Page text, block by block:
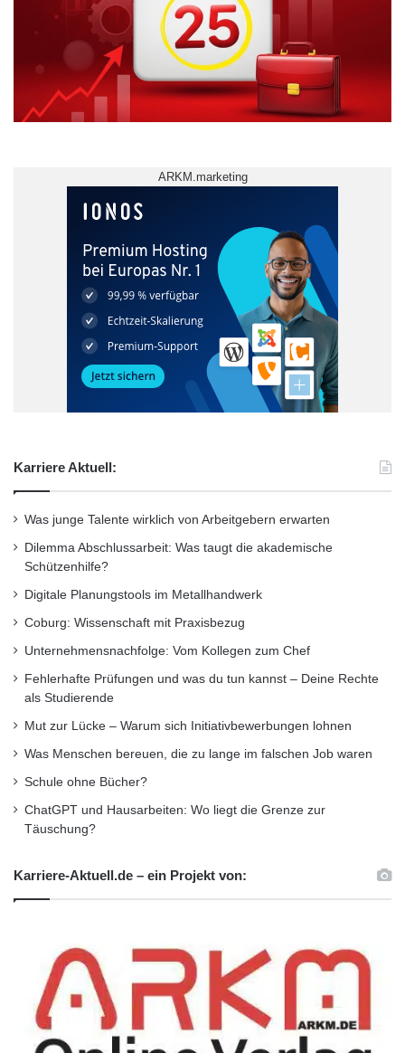
http://www.professordesjahres.de/
ARKM.marketing
Drittplatzierter
Prof. Dr. Ronald Hechtfischer
Professor des Jahres Wettbewerb
ARKM.marketing
Karriere Aktuell:
Was junge Talente wirklich von Arbeitgebern erwarten
Dilemma Abschlussarbeit: Was taugt die akademische
Schützenhilfe?
Digitale Planungstools im Metallhandwerk
Coburg: Wissenschaft mit Praxisbezug
Unternehmensnachfolge: Vom Kollegen zum Chef
Fehlerhafte Prüfungen und was du tun kannst – Deine Rechte
als Studierende
Mut zur Lücke – Warum sich Initiativbewerbungen lohnen
Was Menschen bereuen, die zu lange im falschen Job waren
Schule ohne Bücher?
ChatGPT und Hausarbeiten: Wo liegt die Grenze zur
Täuschung?
Karriere-Aktuell.de – ein Projekt von: